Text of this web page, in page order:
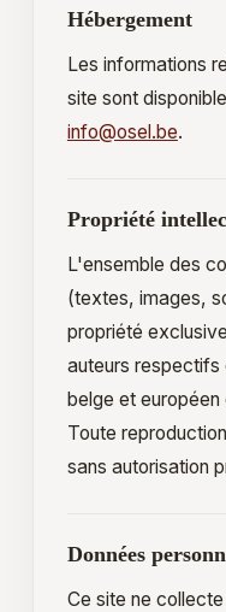
Hébergement
Les informations
site sont
info@osel.be.
Propriété
L'ensemble des
(textes, images,
propriété
auteurs respectifs
belge et européen
Toute
sans autorisation
Données
Ce site ne